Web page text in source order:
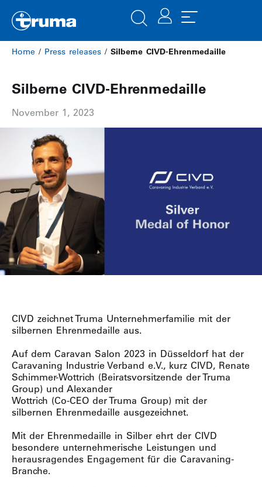
Home / Press releases / Silberne CIVD-Ehrenmedaille
Silberne CIVD-Ehrenmedaille
November 1, 2023
CIVD zeichnet Truma Unternehmerfamilie mit der
silbernen Ehrenmedaille aus.
Auf dem Caravan Salon 2023 in Düsseldorf hat der
Caravaning Industrie Verband e.V., kurz CIVD, Renate
Schimmer-Wottrich (Beiratsvorsitzende der Truma
Group) und Alexander
Wottrich (Co-CEO der Truma Group) mit der
silbernen Ehrenmedaille ausgezeichnet.
Mit der Ehrenmedaille in Silber ehrt der CIVD
besondere unternehmerische Leistungen und
herausragendes Engagement für die Caravaning-
Branche.